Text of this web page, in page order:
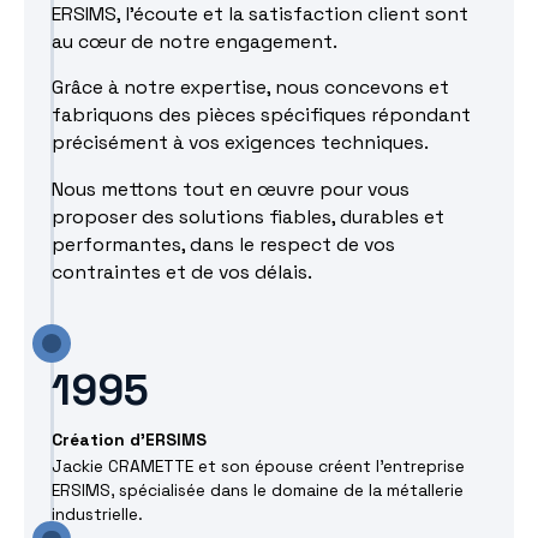
ERSIMS, l'écoute et la satisfaction client sont
au cœur de notre engagement.
Grâce à notre expertise, nous concevons et
fabriquons des pièces spécifiques répondant
précisément à vos exigences techniques.
Nous mettons tout en œuvre pour vous
proposer des solutions fiables, durables et
performantes, dans le respect de vos
contraintes et de vos délais.
1995
Création d'ERSIMS
Jackie CRAMETTE et son épouse créent l'entreprise
ERSIMS, spécialisée dans le domaine de la métallerie
industrielle.